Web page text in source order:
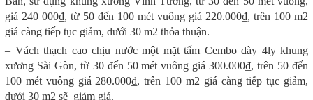
giá 240 000₫, từ 50 đến 100 mét vuông giá 220.000₫, trên 100 m2
giá càng tiếp tục giảm, dưới 30 m2 thỏa thuận.
– Vách thạch cao chịu nước một mặt tấm Cembo dày 4ly khung
xương Sài Gòn, từ 30 đến 50 mét vuông giá 300.000₫, trên 50 đến
100 mét vuông giá 280.000₫, trên 100 m2 giá càng tiếp tục giảm,
dưới 30 m2 sẽ giảm giá.